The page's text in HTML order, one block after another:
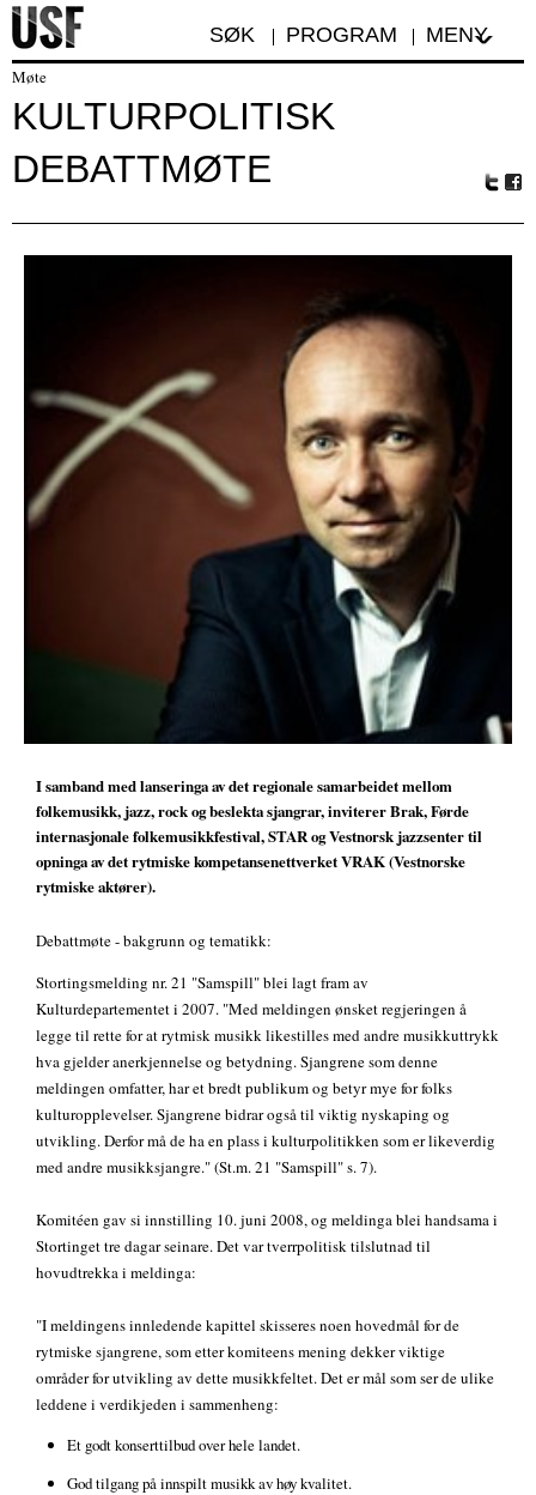
SØK PROGRAM MENY
Møte
KULTURPOLITISK
DEBATTMØTE
r
oo
I samband med lanseringa av det regionale samarbeidet mellom
folkemusikk, jazz, rock og beslekta sjangrar, inviterer Brak, Førde
internasjonale folkemusikkfestival, STAR og Vestnorsk jazzsenter til
opninga av det rytmiske kompetansenettverket VRAK (Vestnorske
rytmiske aktører).
Debattmøte - bakgrunn og tematikk:
Stortingsmelding nr. 21 "Samspill" blei lagt fram av
Kulturdepartementet i 2007. "Med meldingen ønsket regjeringen å
legge til rette for at rytmisk musikk likestilles med andre musikkuttrykk
hva gjelder anerkjennelse og betydning. Sjangrene som denne
meldingen omfatter, har et bredt publikum og betyr mye for folks
kulturopplevelser. Sjangrene bidrar også til viktig nyskaping og
utvikling. Derfor må de ha en plass i kulturpolitikken som er likeverdig
med andre musikksjangre." (St.m. 21 "Samspill" s. 7).
Komitéen gav si innstilling 10. juni 2008, og meldinga blei handsama i
Stortinget tre dagar seinare. Det var tverrpolitisk tilslutnad til
hovudtrekka i meldinga:
"I meldingens innledende kapittel skisseres noen hovedmål for de
rytmiske sjangrene, som etter komiteens mening dekker viktige
områder for utvikling av dette musikkfeltet. Det er mål som ser de ulike
leddene i verdikjeden i sammenheng:
Et godt konserttilbud over hele landet.
God tilgang på innspilt musikk av høy kvalitet.